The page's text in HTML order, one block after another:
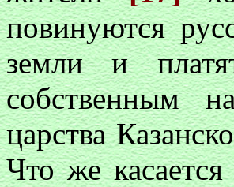
повинуются
земли и
собственным
царства
Что же